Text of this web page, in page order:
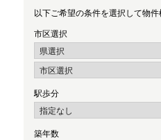
以下ご希望の条件を選択して物
市区選択
駅歩分
築年数